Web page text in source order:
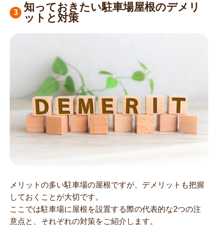
知っておきたい駐車場屋根のデメリ
ットと対策
メリットの多い駐車場の屋根ですが、デメリットも把握
しておくことが大切です。
ここでは駐車場に屋根を設置する際の代表的な2つの注
意点と、それぞれの対策をご紹介します。